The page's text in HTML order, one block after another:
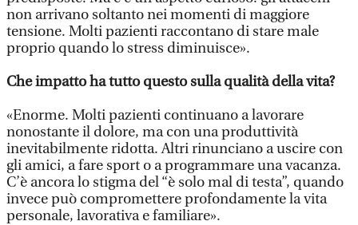
non arrivano soltanto nei momenti di maggiore
tensione. Molti pazienti raccontano di stare male
proprio quando lo stress diminuisce».
Che impatto ha tutto questo sulla qualità della vita?
«Enorme. Molti pazienti continuano a lavorare
nonostante il dolore, ma con una produttività
inevitabilmente ridotta. Altri rinunciano a uscire con
gli amici, a fare sport o a programmare una vacanza.
C’è ancora lo stigma del “è solo mal di testa”, quando
invece può compromettere profondamente la vita
personale, lavorativa e familiare».